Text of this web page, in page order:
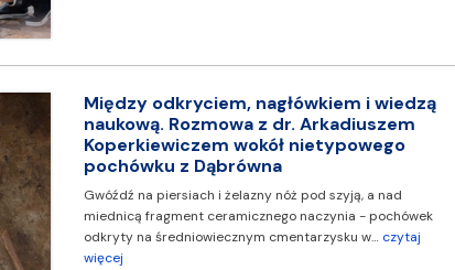
Między odkryciem, nagłówkiem i wiedzą
naukową. Rozmowa z dr. Arkadiuszem
Koperkiewiczem wokół nietypowego
pochówku z Dąbrówna
Gwóźdź na piersiach i żelazny nóż pod szyją, a nad
miednicą fragment ceramicznego naczynia - pochówek
odkryty na średniowiecznym cmentarzysku w… czytaj
więcej